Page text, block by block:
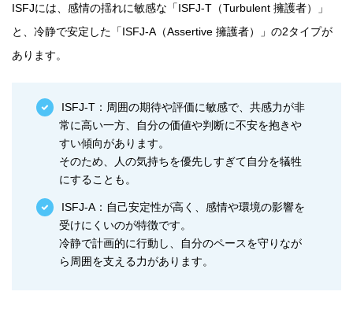
ISFJには、感情の揺れに敏感な「ISFJ-T（Turbulent 擁護者）」
と、冷静で安定した「ISFJ-A（Assertive 擁護者）」の2タイプが
あります。
ISFJ-T：周囲の期待や評価に敏感で、共感力が非
常に高い一方、自分の価値や判断に不安を抱きや
すい傾向があります。
そのため、人の気持ちを優先しすぎて自分を犠牲
にすることも。
ISFJ-A：自己安定性が高く、感情や環境の影響を
受けにくいのが特徴です。
冷静で計画的に行動し、自分のペースを守りなが
ら周囲を支える力があります。